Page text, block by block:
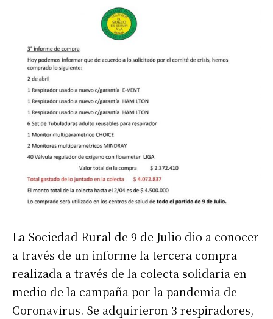
La Sociedad Rural de 9 de Julio dio a conocer
a través de un informe la tercera compra
realizada a través de la colecta solidaria en
medio de la campaña por la pandemia de
Coronavirus. Se adquirieron 3 respiradores,